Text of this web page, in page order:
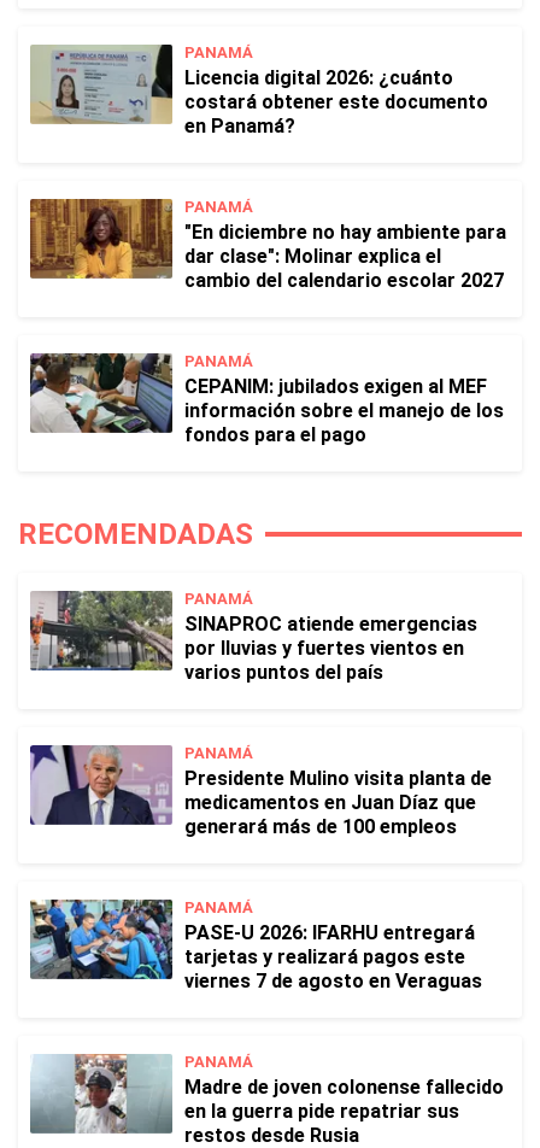
PANAMÁ
Licencia digital 2026: ¿cuánto
costará obtener este documento
en Panamá?
PANAMÁ
"En diciembre no hay ambiente para
dar clase": Molinar explica el
cambio del calendario escolar 2027
PANAMÁ
CEPANIM: jubilados exigen al MEF
información sobre el manejo de los
fondos para el pago
RECOMENDADAS
PANAMÁ
SINAPROC atiende emergencias
por lluvias y fuertes vientos en
varios puntos del país
PANAMÁ
Presidente Mulino visita planta de
medicamentos en Juan Díaz que
generará más de 100 empleos
PANAMÁ
PASE-U 2026: IFARHU entregará
tarjetas y realizará pagos este
viernes 7 de agosto en Veraguas
PANAMÁ
Madre de joven colonense fallecido
en la guerra pide repatriar sus
restos desde Rusia